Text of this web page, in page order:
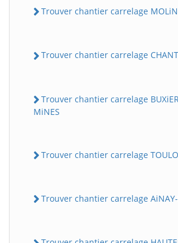
Trouver chantier carrelage
Trouver chantier carrelage
Trouver chantier carrelage
MiNES
Trouver chantier carrelage
Trouver chantier carrelage AiNAY-